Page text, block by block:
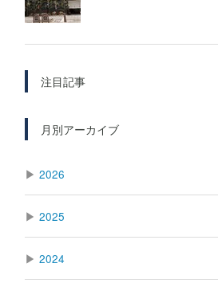
注目記事
月別アーカイブ
▶ 2026
▶ 2025
▶ 2024